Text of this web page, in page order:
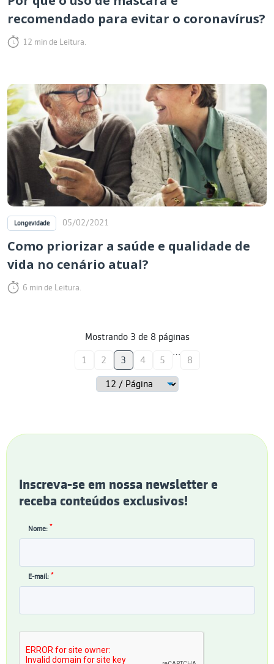
recomendado para evitar o coronavírus?
12 min de Leitura.
Longevidade 05/02/2021
Como priorizar a saúde e qualidade de
vida no cenário atual?
6 min de Leitura.
Mostrando 3 de 8 páginas
1 2 3 4 5
…
8
Inscreva-se em nossa newsletter e
receba conteúdos exclusivos!
Nome: *
E-mail: *